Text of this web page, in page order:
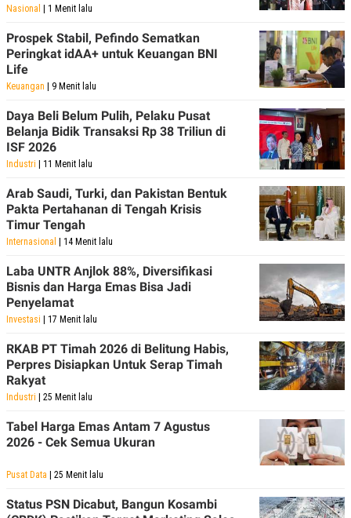
PRIVACY
Nasional | 1 Menit lalu
Prospek Stabil, Pefindo Sematkan
Peringkat idAA+ untuk Keuangan BNI
Life
Keuangan | 9 Menit lalu
Daya Beli Belum Pulih, Pelaku Pusat
Belanja Bidik Transaksi Rp 38 Triliun di
ISF 2026
Industri | 11 Menit lalu
Arab Saudi, Turki, dan Pakistan Bentuk
Pakta Pertahanan di Tengah Krisis
Timur Tengah
Internasional | 14 Menit lalu
Laba UNTR Anjlok 88%, Diversifikasi
Bisnis dan Harga Emas Bisa Jadi
Penyelamat
Investasi | 17 Menit lalu
RKAB PT Timah 2026 di Belitung Habis,
Perpres Disiapkan Untuk Serap Timah
Rakyat
Industri | 25 Menit lalu
Tabel Harga Emas Antam 7 Agustus
2026 - Cek Semua Ukuran
Pusat Data | 25 Menit lalu
Status PSN Dicabut, Bangun Kosambi